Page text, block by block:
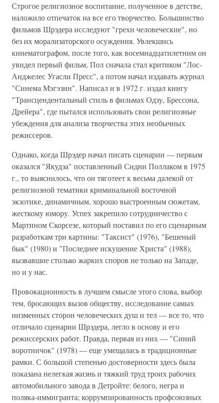
Строгое религиозное воспитание, полученное в детстве,
наложило отпечаток на все его творчество. Большинство
фильмов Шрэдера исследуют "грехи человеческие", но
без их морализаторского осуждения. Увлекшись
кинематографом, после того, как восемнадцатилетним он
увидел первый фильм, Пол сначала стал критиком "Лос-
Анджелес Угасли Пресс", а потом начал издавать журнал
"Синема Мэгэзин". Написал и в 1972 г. издал книгу
"Трансцендентальный стиль в фильмах Одзу, Брессона,
Дрейера", где пытался использовать свои религиозные
убеждения для анализа творчества этих необычных
режиссеров.
Однако, когда Шрэдер начал писать сценарии — первым
оказался "Якудза" поставленный Сидни Поллаком в 1975
г., то выяснилось, что он тяготеет к весьма далекой от
религиозной тематики криминальной восточной
экзотике, динамичным, хорошо выстроенным сюжетам,
жесткому юмору. Успех закрепило сотрудничество с
Мартином Скорсезе, который поставил по его сценарным
разработкам три картины: "Таксист" (1976), "Бешеный
бык" (1980) и "Последнее искушение Христа" (1988),
вызвавшие столько жарких споров не только на Западе,
но и у нас.
Провокационность в лучшем смысле этого слова, выбор
тем, бросающих вызов обществу, исследование самых
низменных сторон человеческих душ и тел — все то, что
отличало сценарии Шрэдера, легло в основу и его
режиссерских работ. Правда, первая из них — "Синий
воротничок" (1978) — еще умещалась в традиционные
рамки. С большой степенью достоверности здесь была
показана нелегкая жизнь и тяжкий труд троих рабочих
автомобильного завода в Детройте: белого, негра и
поляка-иммигранта; коррумпированность профсоюзных